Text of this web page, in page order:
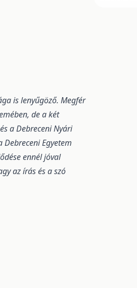
is lenyűgöző. Megfér
de a két
a Debreceni Nyári
Egyetem
ennél jóval
az írás és a szó